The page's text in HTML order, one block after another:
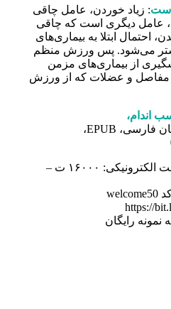
: زیاد خوردن، عامل چاقی
دیگری است که چاقی
ابتلا به بیماری‌های
می‌شود. پس ورزش منظم
از بیماری‌های مزمن
و عضلات که از ورزش
چاپ ۱۳۹۸: ۴۸۵۰۰ ت قیمت الکترونیکی: ۱۶۰۰۰ ت –
رایگان